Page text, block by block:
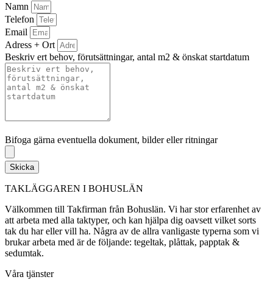
Namn
Telefon
Email
Adress + Ort
Beskriv ert behov, förutsättningar, antal m2 & önskat startdatum
Bifoga gärna eventuella dokument, bilder eller ritningar
Skicka
TAKLÄGGAREN I BOHUSLÄN
Välkommen till Takfirman från Bohuslän. Vi har stor erfarenhet av
att arbeta med alla taktyper, och kan hjälpa dig oavsett vilket sorts
tak du har eller vill ha. Några av de allra vanligaste typerna som vi
brukar arbeta med är de följande: tegeltak, plåttak, papptak &
sedumtak.
Våra tjänster